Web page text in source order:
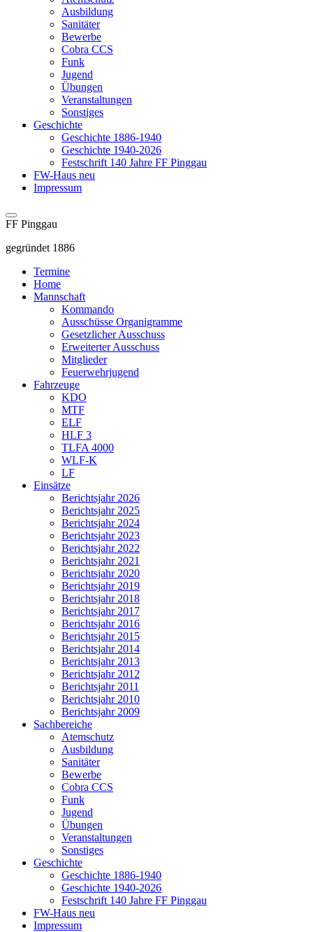
Ausbildung
Sanitäter
Bewerbe
Cobra CCS
Funk
Jugend
Übungen
Veranstaltungen
Sonstiges
Geschichte
Geschichte 1886-1940
Geschichte 1940-2026
Festschrift 140 Jahre FF Pinggau
FW-Haus neu
Impressum
FF Pinggau
gegründet 1886
Termine
Home
Mannschaft
Kommando
Ausschüsse Organigramme
Gesetzlicher Ausschuss
Erweiterter Ausschuss
Mitglieder
Feuerwehrjugend
Fahrzeuge
KDO
MTF
ELF
HLF 3
TLFA 4000
WLF-K
LF
Einsätze
Berichtsjahr 2026
Berichtsjahr 2025
Berichtsjahr 2024
Berichtsjahr 2023
Berichtsjahr 2022
Berichtsjahr 2021
Berichtsjahr 2020
Berichtsjahr 2019
Berichtsjahr 2018
Berichtsjahr 2017
Berichtsjahr 2016
Berichtsjahr 2015
Berichtsjahr 2014
Berichtsjahr 2013
Berichtsjahr 2012
Berichtsjahr 2011
Berichtsjahr 2010
Berichtsjahr 2009
Sachbereiche
Atemschutz
Ausbildung
Sanitäter
Bewerbe
Cobra CCS
Funk
Jugend
Übungen
Veranstaltungen
Sonstiges
Geschichte
Geschichte 1886-1940
Geschichte 1940-2026
Festschrift 140 Jahre FF Pinggau
FW-Haus neu
Impressum